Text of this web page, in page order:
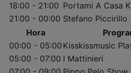
18:00 - 21:00 Portami A Casa
21:00 - 00:00 Stefano Piccirillo
Hora
00:00 - 05:00 Kisskissmusic
05:00 - 07:00 I Mattinieri